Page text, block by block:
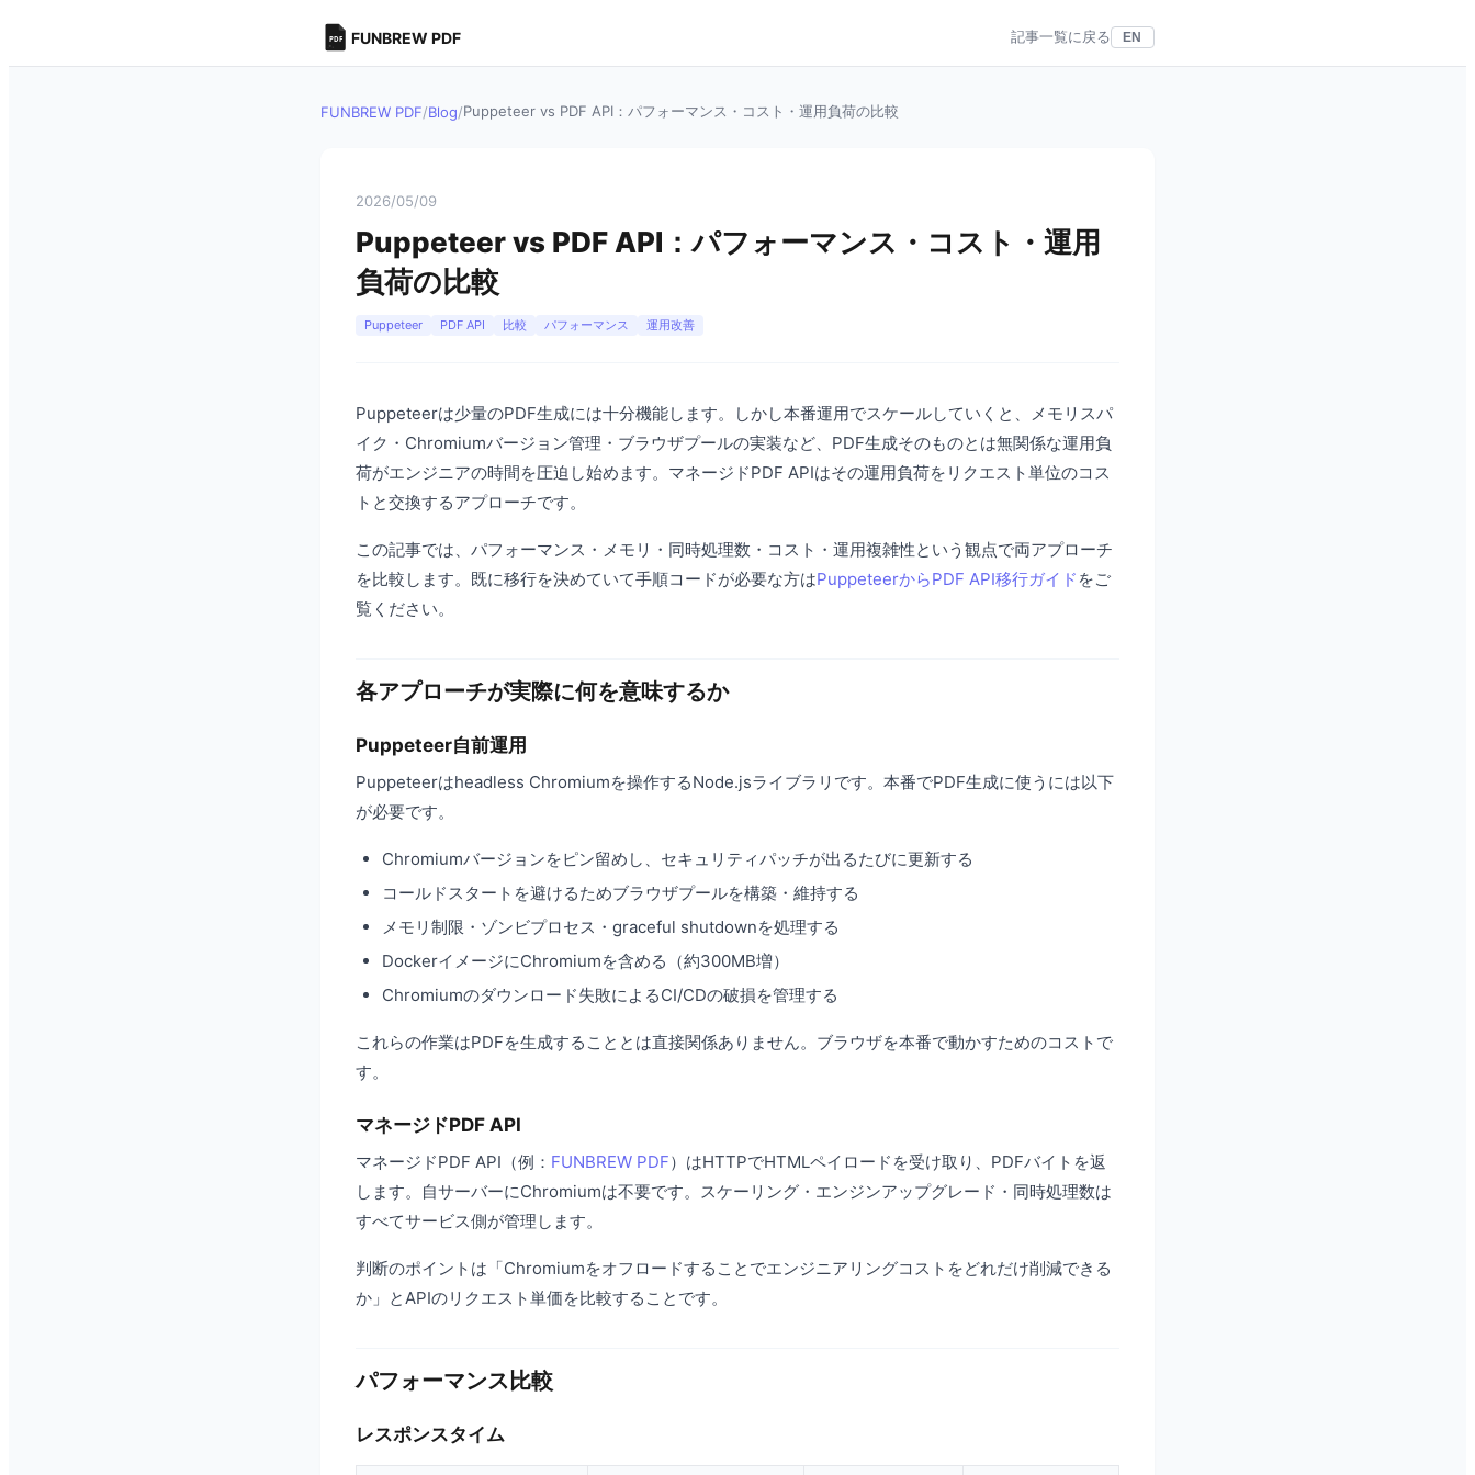
FUNBREW PDF 記事一覧に戻る EN
FUNBREW PDF/Blog/Puppeteer vs PDF API：パフォーマンス・コスト・運用負荷の比較
2026/05/09
Puppeteer vs PDF API：パフォーマンス・コスト・運用
負荷の比較
Puppeteer PDF API 比較 パフォーマンス 運用改善
Puppeteerは少量のPDF生成には十分機能します。しかし本番運用でスケールしていくと、メモリスパ
イク・Chromiumバージョン管理・ブラウザプールの実装など、PDF生成そのものとは無関係な運用負
荷がエンジニアの時間を圧迫し始めます。マネージドPDF APIはその運用負荷をリクエスト単位のコス
トと交換するアプローチです。
この記事では、パフォーマンス・メモリ・同時処理数・コスト・運用複雑性という観点で両アプローチ
を比較します。既に移行を決めていて手順コードが必要な方はPuppeteerからPDF API移行ガイド をご
覧ください。
各アプローチが実際に何を意味するか
Puppeteer自前運用
Puppeteerはheadless Chromiumを操作するNode.jsライブラリです。本番でPDF生成に使うには以下
が必要です。
Chromiumバージョンをピン留めし、セキュリティパッチが出るたびに更新する
コールドスタートを避けるためブラウザプールを構築・維持する
メモリ制限・ゾンビプロセス・graceful shutdownを処理する
DockerイメージにChromiumを含める（約300MB増）
Chromiumのダウンロード失敗によるCI/CDの破損を管理する
これらの作業はPDFを生成することとは直接関係ありません。ブラウザを本番で動かすためのコストで
す。
マネージドPDF API
マネージドPDF API（例： FUNBREW PDF）はHTTPでHTMLペイロードを受け取り、PDFバイトを返
します。自サーバーにChromiumは不要です。スケーリング・エンジンアップグレード・同時処理数は
すべてサービス側が管理します。
判断のポイントは「Chromiumをオフロードすることでエンジニアリングコストをどれだけ削減できる
か」とAPIのリクエスト単価を比較することです。
パフォーマンス比較
レスポンスタイム